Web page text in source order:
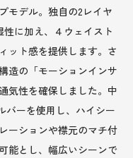
モデル。独自の2レイヤ
に加え、４ウェイスト
ット感を提供します。さ
造の「モーションインサ
気性を確保しました。中
バーを使用し、ハイシー
ーションや襟元のマチ付
能とし、幅広いシーンで